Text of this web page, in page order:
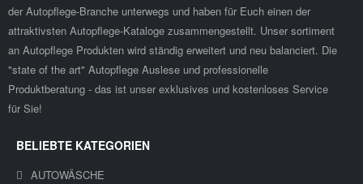
der Autopflege-Branche unterwegs und haben für Euch einen der
attraktivsten Autopflege-Kataloge zusammengestellt. Unser sortiment
an Autopflege Produkten wird ständig erweitert und neu balanciert. Die
"state of the art" Autopflege Auslese und professionelle
Produktberatung - das ist unser exklusives und kostenloses Service
für Sie!
BELIEBTE KATEGORIEN
AUTOWÄSCHE